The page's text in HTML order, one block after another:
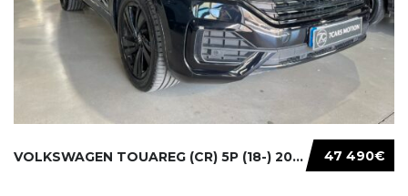
47 490€
VOLKSWAGEN TOUAREG (CR) 5P (18-) 2021...